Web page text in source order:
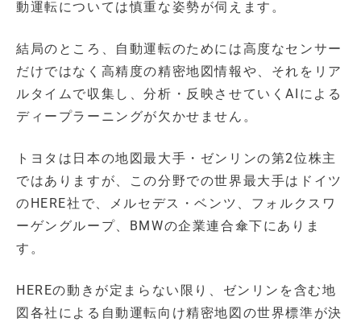
動運転については慎重な姿勢が伺えます。
結局のところ、自動運転のためには高度なセンサー
だけではなく高精度の精密地図情報や、それをリア
ルタイムで収集し、分析・反映させていくAIによる
ディープラーニングが欠かせません。
トヨタは日本の地図最大手・ゼンリンの第2位株主
ではありますが、この分野での世界最大手はドイツ
のHERE社で、メルセデス・ベンツ、フォルクスワ
ーゲングループ、BMWの企業連合傘下にありま
す。
HEREの動きが定まらない限り、ゼンリンを含む地
図各社による自動運転向け精密地図の世界標準が決